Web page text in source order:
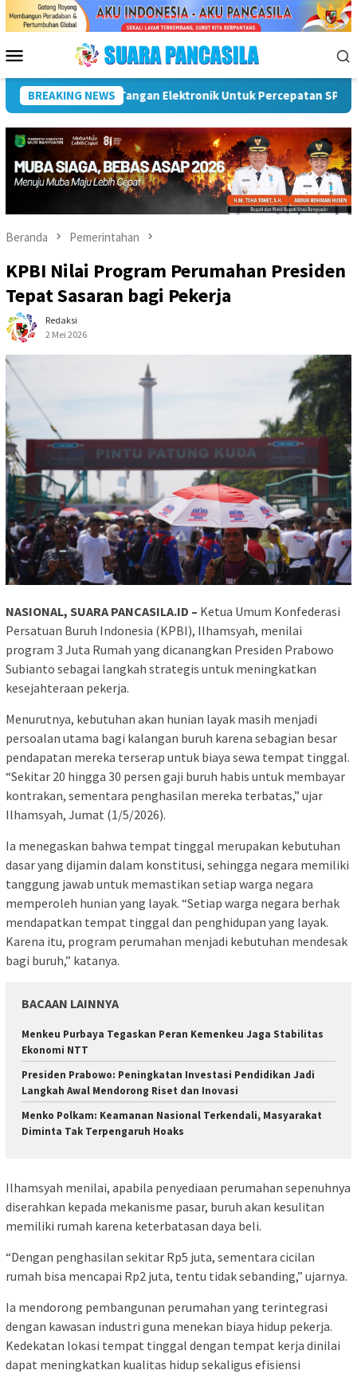
Menu
Mobile
BREAKING NEWS
Naik Kelas, Ratu Dewa Tekankan Pentingnya AI Di Era
Beranda Pemerintahan
KPBI Nilai Program Perumahan Presiden
Tepat Sasaran bagi Pekerja
Redaksi
2 Mei 2026
NASIONAL, SUARA PANCASILA.ID – Ketua Umum Konfederasi
Persatuan Buruh Indonesia (KPBI), Ilhamsyah, menilai
program 3 Juta Rumah yang dicanangkan Presiden Prabowo
Subianto sebagai langkah strategis untuk meningkatkan
kesejahteraan pekerja.
Menurutnya, kebutuhan akan hunian layak masih menjadi
persoalan utama bagi kalangan buruh karena sebagian besar
pendapatan mereka terserap untuk biaya sewa tempat tinggal.
“Sekitar 20 hingga 30 persen gaji buruh habis untuk membayar
kontrakan, sementara penghasilan mereka terbatas,” ujar
Ilhamsyah, Jumat (1/5/2026).
Ia menegaskan bahwa tempat tinggal merupakan kebutuhan
dasar yang dijamin dalam konstitusi, sehingga negara memiliki
tanggung jawab untuk memastikan setiap warga negara
memperoleh hunian yang layak. “Setiap warga negara berhak
mendapatkan tempat tinggal dan penghidupan yang layak.
Karena itu, program perumahan menjadi kebutuhan mendesak
bagi buruh,” katanya.
BACAAN LAINNYA
Menkeu Purbaya Tegaskan Peran Kemenkeu Jaga Stabilitas
Ekonomi NTT
Presiden Prabowo: Peningkatan Investasi Pendidikan Jadi
Langkah Awal Mendorong Riset dan Inovasi
Menko Polkam: Keamanan Nasional Terkendali, Masyarakat
Diminta Tak Terpengaruh Hoaks
Ilhamsyah menilai, apabila penyediaan perumahan sepenuhnya
diserahkan kepada mekanisme pasar, buruh akan kesulitan
memiliki rumah karena keterbatasan daya beli.
“Dengan penghasilan sekitar Rp5 juta, sementara cicilan
rumah bisa mencapai Rp2 juta, tentu tidak sebanding,” ujarnya.
Ia mendorong pembangunan perumahan yang terintegrasi
dengan kawasan industri guna menekan biaya hidup pekerja.
Kedekatan lokasi tempat tinggal dengan tempat kerja dinilai
dapat meningkatkan kualitas hidup sekaligus efisiensi